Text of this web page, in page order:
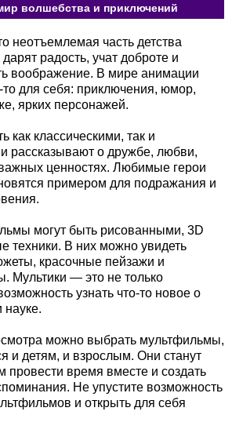
волшебства и приключений
неотъемлемая часть детства
радость, учат доброте и
воображение. В мире анимации
для себя: приключения, юмор,
ярких персонажей.
как классическими, так и
рассказывают о дружбе, любви,
ценностях. Любимые герои
примером для подражания и
могут быть рисованными, 3D
техники. В них можно увидеть
красочные пейзажи и
Мультики — это не только
узнать что-то новое о
науке.
можно выбрать мультфильмы,
и детям, и взрослым. Они станут
провести время вместе и создать
Не упустите возможность
и открыть для себя